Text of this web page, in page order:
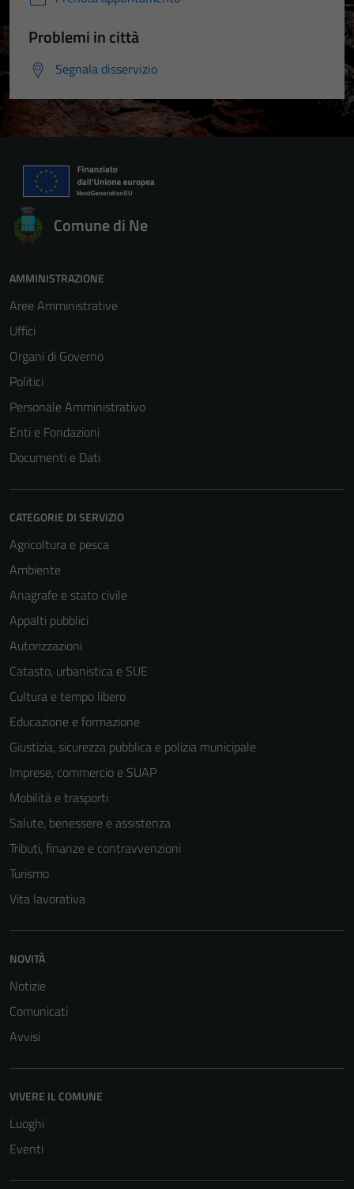
Problemi in città
Segnala disservizio
Comune di Ne
AMMINISTRAZIONE
Aree Amministrative
Uffici
Organi di Governo
Politici
Personale Amministrativo
Enti e Fondazioni
Documenti e Dati
CATEGORIE DI SERVIZIO
Agricoltura e pesca
Ambiente
Anagrafe e stato civile
Appalti pubblici
Autorizzazioni
Catasto, urbanistica e SUE
Cultura e tempo libero
Educazione e formazione
Giustizia, sicurezza pubblica e polizia municipale
Imprese, commercio e SUAP
Mobilità e trasporti
Salute, benessere e assistenza
Tributi, finanze e contravvenzioni
Turismo
Vita lavorativa
NOVITÀ
Notizie
Comunicati
Avvisi
VIVERE IL COMUNE
Luoghi
Eventi